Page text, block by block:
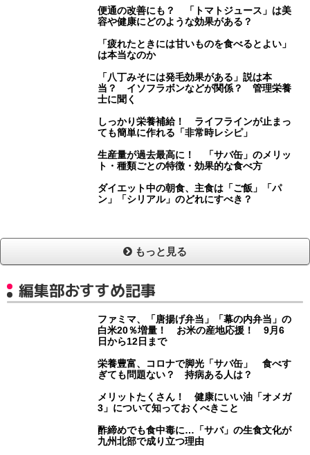
便通の改善にも？ 「トマトジュース」は美
容や健康にどのような効果がある？
「疲れたときには甘いものを食べるとよい」
は本当なのか
「八丁みそには発毛効果がある」説は本
当？ イソフラボンなどが関係？ 管理栄養
士に聞く
しっかり栄養補給！ ライフラインが止まっ
ても簡単に作れる「非常時レシピ」
生産量が過去最高に！ 「サバ缶」のメリッ
ト・種類ごとの特徴・効果的な食べ方
ダイエット中の朝食、主食は「ご飯」「パ
ン」「シリアル」のどれにすべき？
もっと見る
編集部おすすめ記事
ファミマ、「唐揚げ弁当」「幕の内弁当」の
白米20％増量！ お米の産地応援！ 9月6
日から12日まで
栄養豊富、コロナで脚光「サバ缶」 食べす
ぎても問題ない？ 持病ある人は？
メリットたくさん！ 健康にいい油「オメガ
3」について知っておくべきこと
酢締めでも食中毒に…「サバ」の生食文化が
九州北部で成り立つ理由